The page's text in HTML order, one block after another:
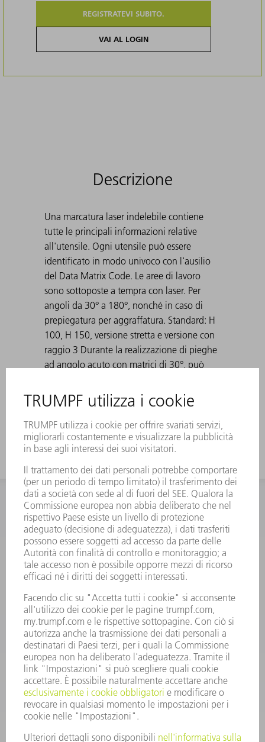
REGISTRATEVI SUBITO.
VAI AL LOGIN
Descrizione
Una marcatura laser indelebile contiene
tutte le principali informazioni relative
all'utensile. Ogni utensile può essere
identificato in modo univoco con l'ausilio
del Data Matrix Code. Le aree di lavoro
sono sottoposte a tempra con laser. Per
angoli da 30° a 180°, nonché in caso di
prepiegatura per aggraffatura. Standard: H
100, H 150, versione stretta e versione con
raggio 3 Durante la realizzazione di pieghe
ad angolo acuto con matrici di 30°, può
incastrata nella matrice. Gli ausili di
espulsione TRUMPF risolvono questo
problema.
INFORMAZIONE
Domande frequenti
Condizioni generali di contratto
CONTATTO
RICAMBI TRUMPF ITALIA
+39 02 48489420
lunedì a venerdì: 08:30 – 18:00
ricambi@trumpf.com
CONTATTO
UTENSILI TRUMPF ITALIA
+39 02 48489482
lunedì a venerdì: 08:00 – 18:00
utensili@trumpf.com